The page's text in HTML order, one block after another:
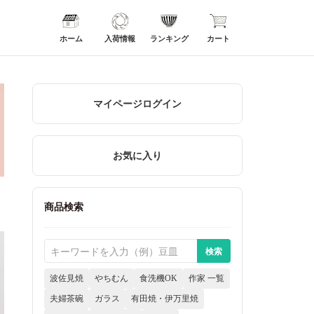
ホーム 入荷情報 ランキング カート
マイページログイン
お気に入り
商品検索
波佐見焼 やちむん 食洗機OK 作家 一覧
夫婦茶碗 ガラス 有田焼・伊万里焼